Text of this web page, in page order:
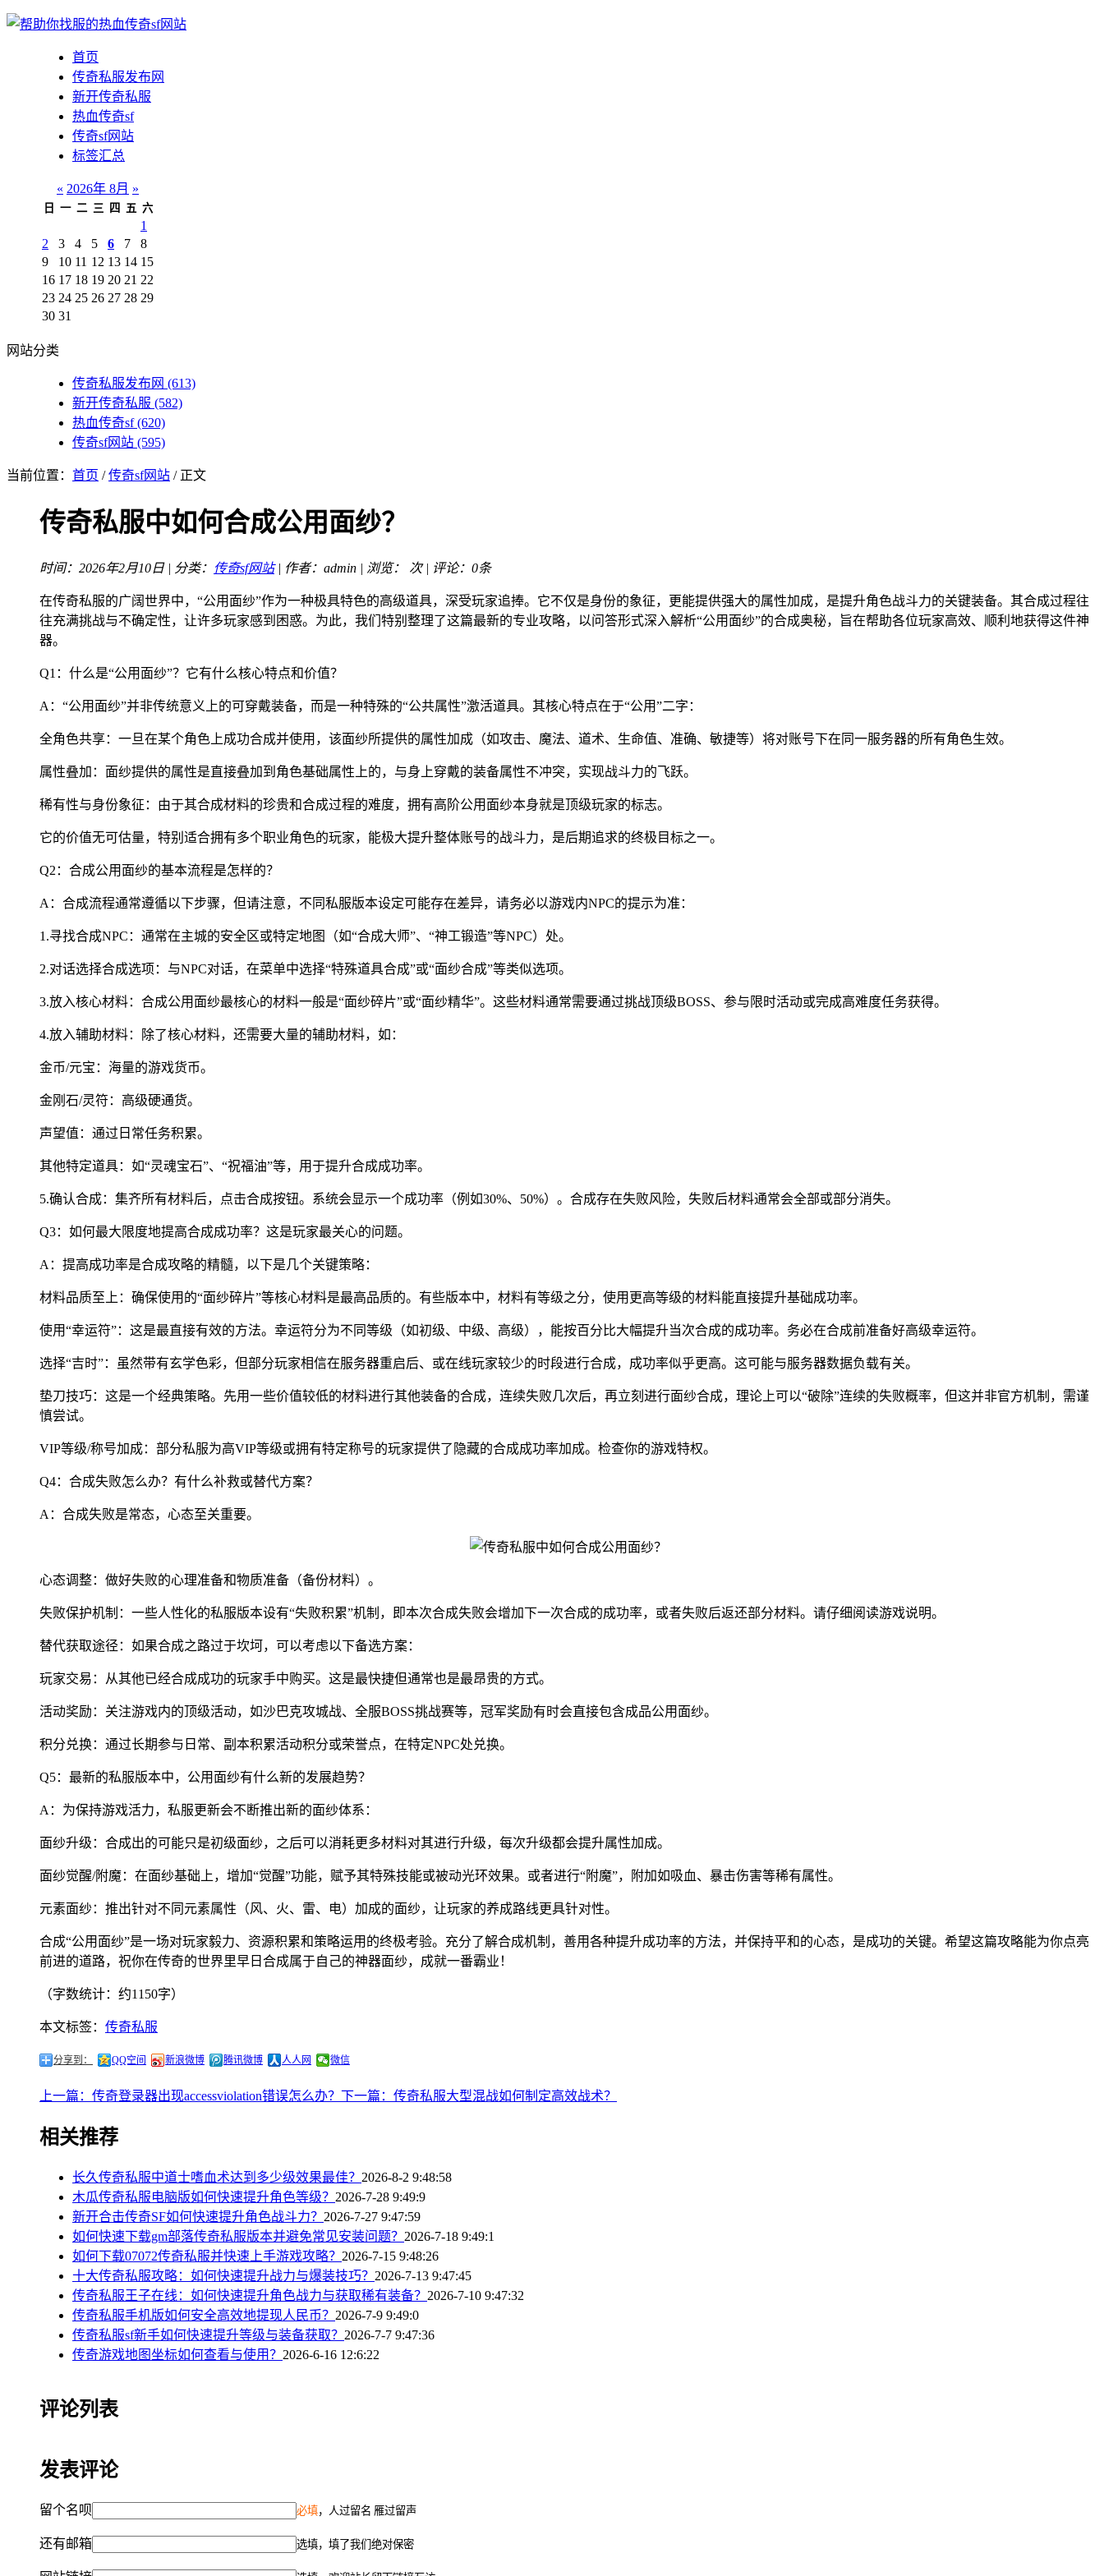
首页
传奇私服发布网
新开传奇私服
热血传奇sf
传奇sf网站
标签汇总
« 2026年 8月 »
日 一 二 三 四 五 六
1
2
3 4 5 6 7
8
9
10 11 12 13 14 15
16 17 18 19 20 21 22
23 24 25 26 27 28 29
30 31
网站分类
传奇私服发布网 (613)
新开传奇私服 (582)
热血传奇sf(620)
传奇sf网站 (595)
当前位置： 首页 /传奇sf网站 / 正文
传奇私服中如何合成公用面纱？
时间：2026年2月10日 | 分类： 传奇sf网站| 作者：admin | 浏览： 次 | 评论：0条
在传奇私服的广阔世界中，“公用面纱”作为一种极具特色的高级道具，深受玩家追捧。它不仅是身份的象征，更能提供强大的属性加成，是提升角色战斗力的关键装备。其合成过程往
往充满挑战与不确定性，让许多玩家感到困惑。为此，我们特别整理了这篇最新的专业攻略，以问答形式深入解析“公用面纱”的合成奥秘，旨在帮助各位玩家高效、顺利地获得这件神
器。
Q1：什么是“公用面纱”？它有什么核心特点和价值？
A：“公用面纱”并非传统意义上的可穿戴装备，而是一种特殊的“公共属性”激活道具。其核心特点在于“公用”二字：
全角色共享：一旦在某个角色上成功合成并使用，该面纱所提供的属性加成（如攻击、魔法、道术、生命值、准确、敏捷等）将对账号下在同一服务器的所有角色生效。
属性叠加：面纱提供的属性是直接叠加到角色基础属性上的，与身上穿戴的装备属性不冲突，实现战斗力的飞跃。
稀有性与身份象征：由于其合成材料的珍贵和合成过程的难度，拥有高阶公用面纱本身就是顶级玩家的标志。
它的价值无可估量，特别适合拥有多个职业角色的玩家，能极大提升整体账号的战斗力，是后期追求的终极目标之一。
Q2：合成公用面纱的基本流程是怎样的？
A：合成流程通常遵循以下步骤，但请注意，不同私服版本设定可能存在差异，请务必以游戏内NPC的提示为准：
1.寻找合成NPC：通常在主城的安全区或特定地图（如“合成大师”、“神工锻造”等NPC）处。
2.对话选择合成选项：与NPC对话，在菜单中选择“特殊道具合成”或“面纱合成”等类似选项。
3.放入核心材料：合成公用面纱最核心的材料一般是“面纱碎片”或“面纱精华”。这些材料通常需要通过挑战顶级BOSS、参与限时活动或完成高难度任务获得。
4.放入辅助材料：除了核心材料，还需要大量的辅助材料，如：
金币/元宝：海量的游戏货币。
金刚石/灵符：高级硬通货。
声望值：通过日常任务积累。
其他特定道具：如“灵魂宝石”、“祝福油”等，用于提升合成成功率。
5.确认合成：集齐所有材料后，点击合成按钮。系统会显示一个成功率（例如30%、50%）。合成存在失败风险，失败后材料通常会全部或部分消失。
Q3：如何最大限度地提高合成成功率？这是玩家最关心的问题。
A：提高成功率是合成攻略的精髓，以下是几个关键策略：
材料品质至上：确保使用的“面纱碎片”等核心材料是最高品质的。有些版本中，材料有等级之分，使用更高等级的材料能直接提升基础成功率。
使用“幸运符”：这是最直接有效的方法。幸运符分为不同等级（如初级、中级、高级），能按百分比大幅提升当次合成的成功率。务必在合成前准备好高级幸运符。
选择“吉时”：虽然带有玄学色彩，但部分玩家相信在服务器重启后、或在线玩家较少的时段进行合成，成功率似乎更高。这可能与服务器数据负载有关。
垫刀技巧：这是一个经典策略。先用一些价值较低的材料进行其他装备的合成，连续失败几次后，再立刻进行面纱合成，理论上可以“破除”连续的失败概率，但这并非官方机制，需谨
慎尝试。
VIP等级/称号加成：部分私服为高VIP等级或拥有特定称号的玩家提供了隐藏的合成成功率加成。检查你的游戏特权。
Q4：合成失败怎么办？有什么补救或替代方案？
A：合成失败是常态，心态至关重要。
心态调整：做好失败的心理准备和物质准备（备份材料）。
失败保护机制：一些人性化的私服版本设有“失败积累”机制，即本次合成失败会增加下一次合成的成功率，或者失败后返还部分材料。请仔细阅读游戏说明。
替代获取途径：如果合成之路过于坎坷，可以考虑以下备选方案：
玩家交易：从其他已经合成成功的玩家手中购买。这是最快捷但通常也是最昂贵的方式。
活动奖励：关注游戏内的顶级活动，如沙巴克攻城战、全服BOSS挑战赛等，冠军奖励有时会直接包含成品公用面纱。
积分兑换：通过长期参与日常、副本积累活动积分或荣誉点，在特定NPC处兑换。
Q5：最新的私服版本中，公用面纱有什么新的发展趋势？
A：为保持游戏活力，私服更新会不断推出新的面纱体系：
面纱升级：合成出的可能只是初级面纱，之后可以消耗更多材料对其进行升级，每次升级都会提升属性加成。
面纱觉醒/附魔：在面纱基础上，增加“觉醒”功能，赋予其特殊技能或被动光环效果。或者进行“附魔”，附加如吸血、暴击伤害等稀有属性。
元素面纱：推出针对不同元素属性（风、火、雷、电）加成的面纱，让玩家的养成路线更具针对性。
合成“公用面纱”是一场对玩家毅力、资源积累和策略运用的终极考验。充分了解合成机制，善用各种提升成功率的方法，并保持平和的心态，是成功的关键。希望这篇攻略能为你点亮
前进的道路，祝你在传奇的世界里早日合成属于自己的神器面纱，成就一番霸业！
（字数统计：约1150字）
本文标签： 传奇私服
分享到： QQ空间 新浪微博 腾讯微博 人人网 微信
上一篇：传奇登录器出现accessviolation错误怎么办？ 下一篇：传奇私服大型混战如何制定高效战术？
相关推荐
长久传奇私服中道士嗜血术达到多少级效果最佳？ 2026-8-2 9:48:58
木瓜传奇私服电脑版如何快速提升角色等级？ 2026-7-28 9:49:9
新开合击传奇SF如何快速提升角色战斗力？ 2026-7-27 9:47:59
如何快速下载gm部落传奇私服版本并避免常见安装问题？ 2026-7-18 9:49:1
如何下载07072传奇私服并快速上手游戏攻略？ 2026-7-15 9:48:26
十大传奇私服攻略：如何快速提升战力与爆装技巧？ 2026-7-13 9:47:45
传奇私服王子在线：如何快速提升角色战力与获取稀有装备？ 2026-7-10 9:47:32
传奇私服手机版如何安全高效地提现人民币？ 2026-7-9 9:49:0
传奇私服sf新手如何快速提升等级与装备获取？ 2026-7-7 9:47:36
传奇游戏地图坐标如何查看与使用？ 2026-6-16 12:6:22
评论列表
发表评论
留个名呗 必填，人过留名 雁过留声
还有邮箱 选填，填了我们绝对保密